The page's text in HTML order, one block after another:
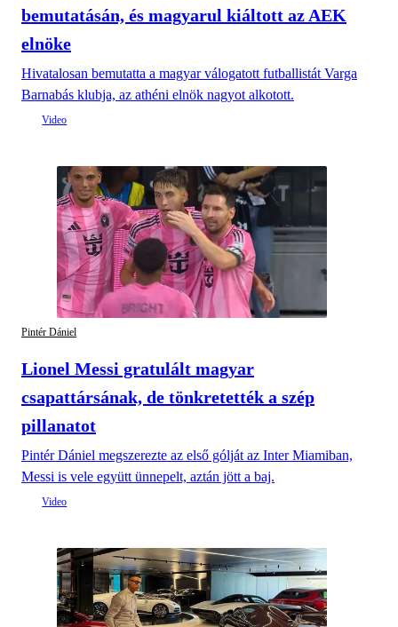
bemutatásán, és magyarul kiáltott az AEK
elnöke
Hivatalosan bemutatta a magyar válogatott futballistát Varga
Barnabás klubja, az athéni elnök nagyot alkotott.
Pintér Dániel
Lionel Messi gratulált magyar
csapattársának, de tönkretették a szép
pillanatot
Pintér Dániel megszerezte az első gólját az Inter Miamiban,
Messi is vele együtt ünnepelt, aztán jött a baj.